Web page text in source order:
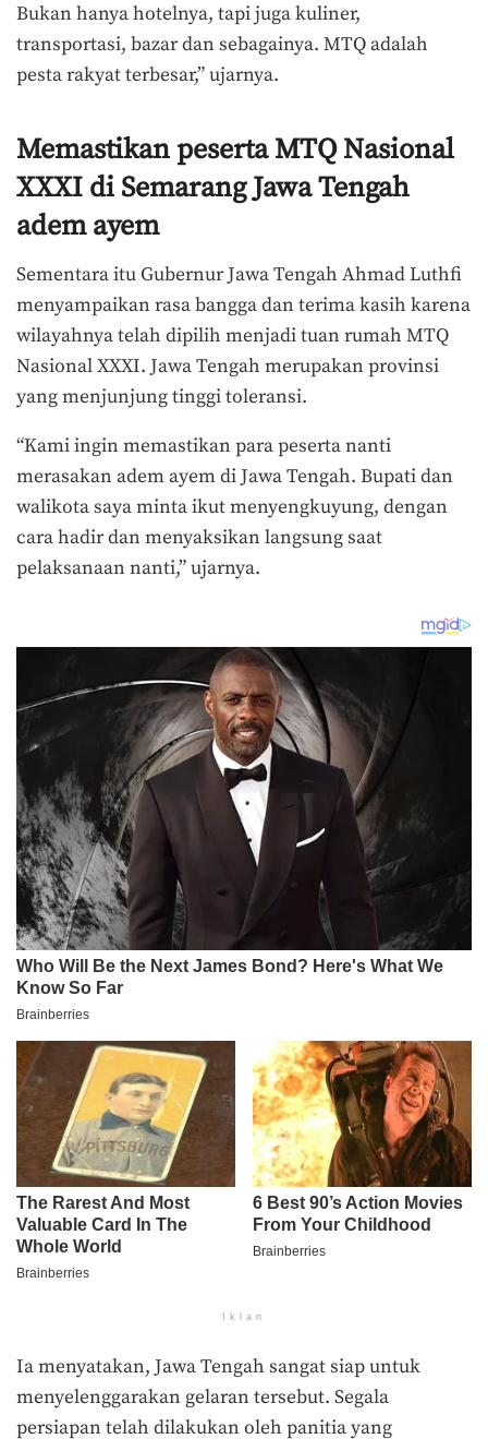
Bukan hanya hotelnya, tapi juga kuliner,
transportasi, bazar dan sebagainya. MTQ adalah
pesta rakyat terbesar,” ujarnya.
Memastikan peserta MTQ Nasional
XXXI di Semarang Jawa Tengah
adem ayem
Sementara itu Gubernur Jawa Tengah Ahmad Luthfi
menyampaikan rasa bangga dan terima kasih karena
wilayahnya telah dipilih menjadi tuan rumah MTQ
Nasional XXXI. Jawa Tengah merupakan provinsi
yang menjunjung tinggi toleransi.
“Kami ingin memastikan para peserta nanti
merasakan adem ayem di Jawa Tengah. Bupati dan
walikota saya minta ikut menyengkuyung, dengan
cara hadir dan menyaksikan langsung saat
pelaksanaan nanti,” ujarnya.
Iklan
Ia menyatakan, Jawa Tengah sangat siap untuk
menyelenggarakan gelaran tersebut. Segala
persiapan telah dilakukan oleh panitia yang